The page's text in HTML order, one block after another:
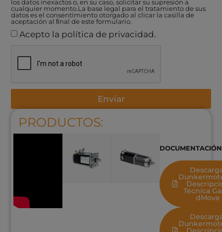
los datos inexactos o, en su caso, solicitar su supresión a
cualquier momento.La base legal para el tratamiento de sus
datos es el consentimiento otorgado al clicar la casilla de
aceptación al ﬁnal de este formulario.
Acepto la política de privacidad.
Enviar
PRODUCTOS:
Técnica
dMove